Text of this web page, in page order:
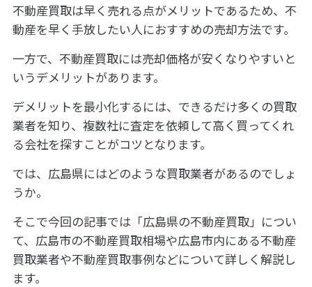
不動産買取は早く売れる点がメリットであるため、不
動産を早く手放したい人におすすめの売却方法です。
一方で、不動産買取には売却価格が安くなりやすいと
いうデメリットがあります。
デメリットを最小化するには、できるだけ多くの買取
業者を知り、複数社に査定を依頼して高く買ってくれ
る会社を探すことがコツとなります。
では、広島県にはどのような買取業者があるのでしょ
うか。
そこで今回の記事では「広島県の不動産買取」につい
て、広島市の不動産買取相場や広島市内にある不動産
買取業者や不動産買取事例などについて詳しく解説し
ます。